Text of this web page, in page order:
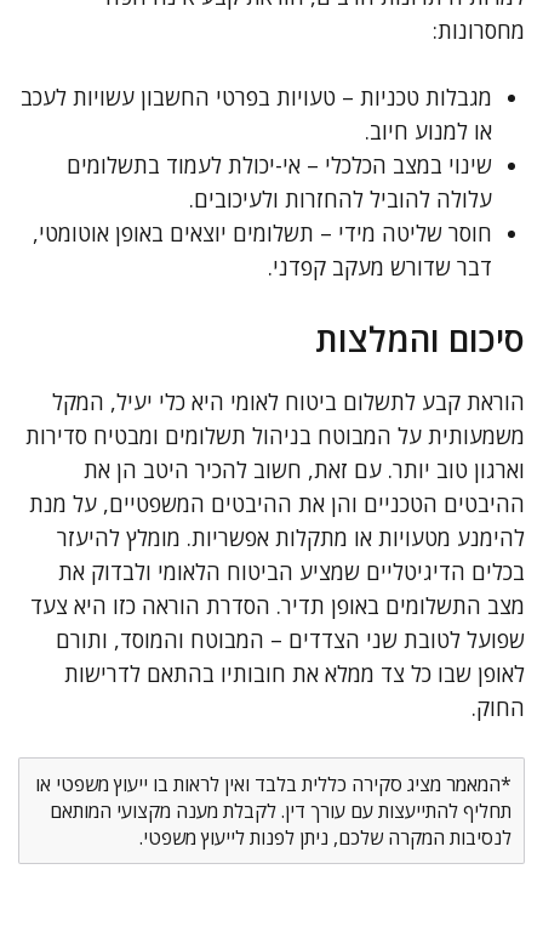
מחסרונות:
מגבלות טכניות – טעויות בפרטי החשבון עשויות לעכב
או למנוע חיוב.
שינוי במצב הכלכלי – אי-יכולת לעמוד בתשלומים
עלולה להוביל להחזרות ולעיכובים.
חוסר שליטה מידי – תשלומים יוצאים באופן אוטומטי,
דבר שדורש מעקב קפדני.
סיכום והמלצות
הוראת קבע לתשלום ביטוח לאומי היא כלי יעיל, המקל
משמעותית על המבוטח בניהול תשלומים ומבטיח סדירות
וארגון טוב יותר. עם זאת, חשוב להכיר היטב הן את
ההיבטים הטכניים והן את ההיבטים המשפטיים, על מנת
להימנע מטעויות או מתקלות אפשריות. מומלץ להיעזר
בכלים הדיגיטליים שמציע הביטוח הלאומי ולבדוק את
מצב התשלומים באופן תדיר. הסדרת הוראה כזו היא צעד
שפועל לטובת שני הצדדים – המבוטח והמוסד, ותורם
לאופן שבו כל צד ממלא את חובותיו בהתאם לדרישות
החוק.
*המאמר מציג סקירה כללית בלבד ואין לראות בו ייעוץ משפטי או
תחליף להתייעצות עם עורך דין. לקבלת מענה מקצועי המותאם
לנסיבות המקרה שלכם, ניתן לפנות לייעוץ משפטי.